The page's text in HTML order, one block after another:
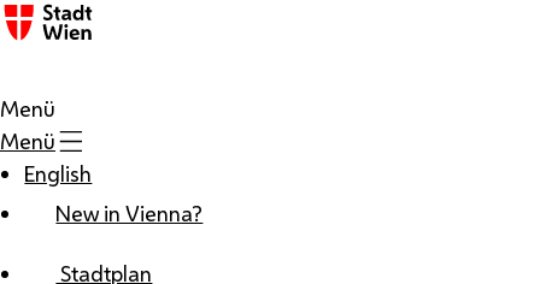
Zum Inhalt
Menü
Menü
English
New in Vienna?
Stadtplan